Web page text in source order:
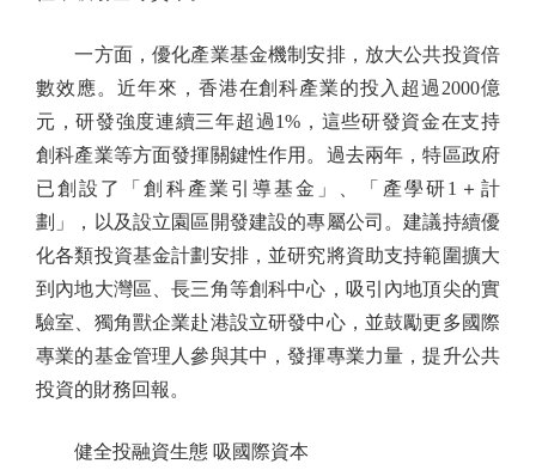
一方面，優化產業基金機制安排，放大公共投資倍
數效應。近年來，香港在創科產業的投入超過2000億
元，研發強度連續三年超過1%，這些研發資金在支持
創科產業等方面發揮關鍵性作用。過去兩年，特區政府
已創設了「創科產業引導基金」、「產學研1＋計
劃」，以及設立園區開發建設的專屬公司。建議持續優
化各類投資基金計劃安排，並研究將資助支持範圍擴大
到內地大灣區、長三角等創科中心，吸引內地頂尖的實
驗室、獨角獸企業赴港設立研發中心，並鼓勵更多國際
專業的基金管理人參與其中，發揮專業力量，提升公共
投資的財務回報。
健全投融資生態 吸國際資本